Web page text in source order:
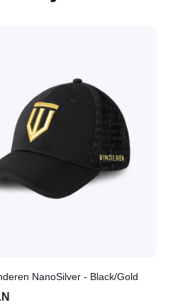
NanoSilver - Black/Gold